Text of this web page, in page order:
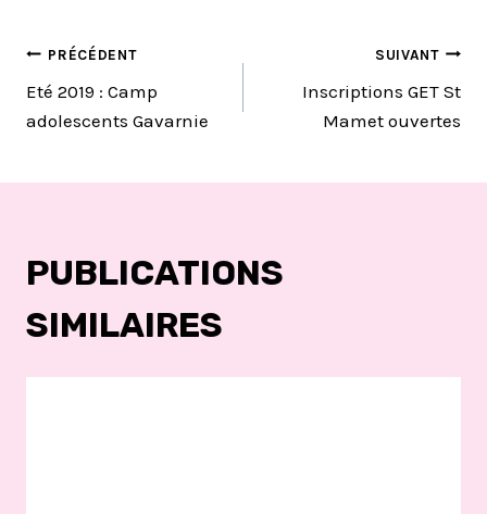
NAVIGATION
DE
PRÉCÉDENT
Eté 2019 : Camp
adolescents Gavarnie
SUIVANT
Inscriptions GET St
Mamet ouvertes
PUBLICATIONS
SIMILAIRES